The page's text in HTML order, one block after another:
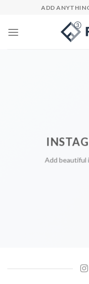
content
ADD
Add beautiful